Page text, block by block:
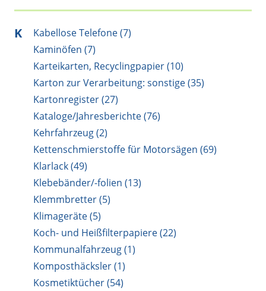
K
Kabellose Telefone (7)
Kaminöfen (7)
Karteikarten, Recyclingpapier (10)
Karton zur Verarbeitung: sonstige (35)
Kartonregister (27)
Kataloge/Jahresberichte (76)
Kehrfahrzeug (2)
Kettenschmierstoffe für Motorsägen (69)
Klarlack (49)
Klebebänder/-folien (13)
Klemmbretter (5)
Klimageräte (5)
Koch- und Heißfilterpapiere (22)
Kommunalfahrzeug (1)
Komposthäcksler (1)
Kosmetiktücher (54)